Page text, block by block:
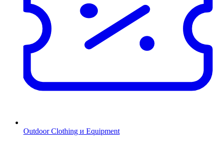
Outdoor Clothing и Equipment